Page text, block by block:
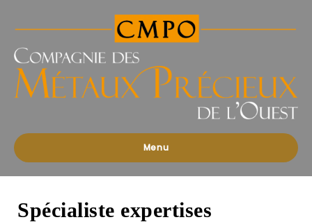
des
Précieux
l'Ouest
Menu
Spécialiste expertises